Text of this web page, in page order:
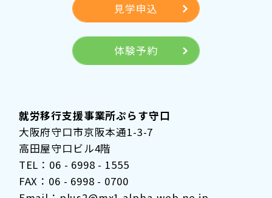
見学申込
体験予約
就労移行支援事業所ぷらす守口
大阪府守口市京阪本通1-3-7
高田屋守口ビル4階
TEL：06 - 6998 - 1555
FAX：06 - 6998 - 0700